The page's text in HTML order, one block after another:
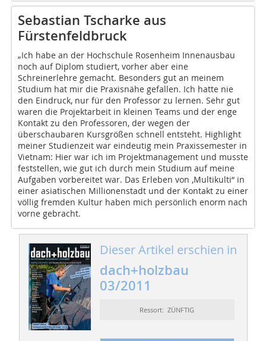
Sebastian Tscharke aus
Fürstenfeldbruck
„Ich habe an der Hochschule Rosenheim Innenausbau
noch auf Diplom studiert, vorher aber eine
Schreinerlehre gemacht. Besonders gut an meinem
Studium hat mir die Praxisnähe gefallen. Ich hatte nie
den Eindruck, nur für den Professor zu lernen. Sehr gut
waren die Projektarbeit in kleinen Teams und der enge
Kontakt zu den Professoren, der wegen der
überschaubaren Kursgrößen schnell entsteht. Highlight
meiner Studienzeit war eindeutig mein Praxissemester in
Vietnam: Hier war ich im Projektmanagement und musste
feststellen, wie gut ich durch mein Studium auf meine
Aufgaben vorbereitet war. Das Erleben von ‚Multikulti“ in
einer asiatischen Millionenstadt und der Kontakt zu einer
völlig fremden Kultur haben mich persönlich enorm nach
vorne gebracht.
Dieser Artikel erschien in
dach+holzbau
03/2011
Ressort: ZÜNFTIG